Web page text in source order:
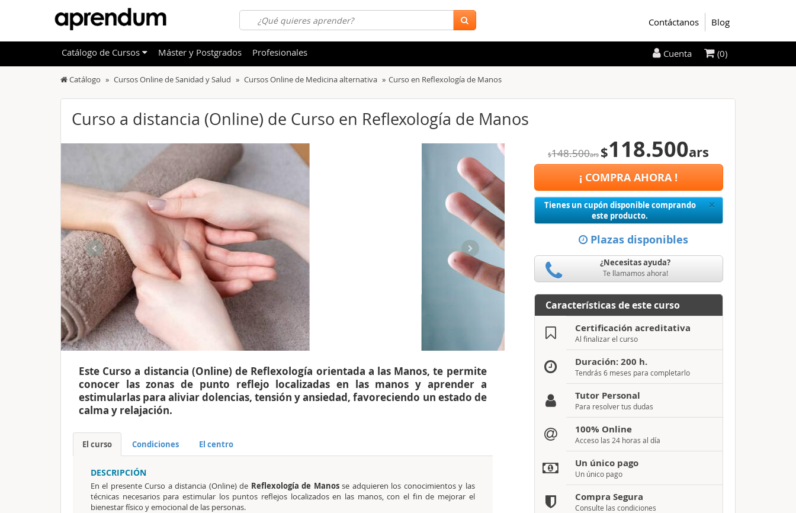
OFERTAS DESTACADAS
NOVEDADES DE NUESTRO CATÁLOGO
Informática
Idiomas
Administración de Empresas
Educación
Otras Temáticas
Marketing y Comunicación
Acceso Laboral
Comercial y Ventas
Medio Ambiente
Contáctanos Blog
Catálogo Cursos Online de Sanidad y Salud Cursos Online de Medicina alternativa Curso en Reflexología de Manos
Curso a distancia (Online) de Curso en Reflexología de Manos
Este Curso a distancia (Online) de Reflexología orientada a las Manos, te permite
conocer las zonas de punto reflejo localizadas en las manos y aprender a
estimularlas para aliviar dolencias, tensión y ansiedad, favoreciendo un estado de
calma y relajación.
El curso Condiciones El centro
DESCRIPCIÓN
En el presente Curso a distancia (Online) de Reflexología de Manosse adquieren los conocimientos y las
técnicas necesarios para estimular los puntos reflejos localizados en las manos, con el fin de mejorar el
bienestar físico y emocional de las personas.
$148.500ars $118.500ars
¡ COMPRA AHORA !
×Close
Tienes un cupón disponible comprando
este producto.
Plazas disponibles
¿Necesitas ayuda?
Te llamamos ahora!
Características de este curso
Certificación acreditativa
Al finalizar el curso
Duración: 200 h.
Tendrás 6 meses para completarlo
Tutor Personal
Para resolver tus dudas
100% Online
Acceso las 24 horas al día
Un único pago
Un único pago
Compra Segura
Consulte las condiciones
Catálogo de Cursos Máster y Postgrados Profesionales Cuenta (0)